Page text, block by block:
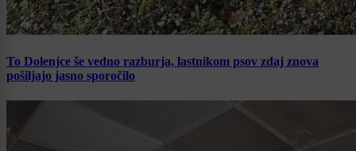
To Dolenjce še vedno razburja, lastnikom psov zdaj znova
pošiljajo jasno sporočilo